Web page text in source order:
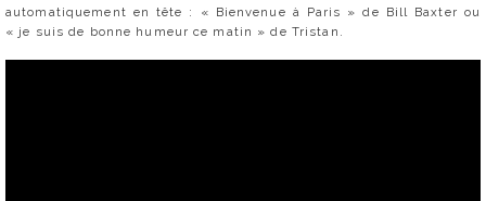
automatiquement en tête : « Bienvenue à Paris » de Bill Baxter ou
« je suis de bonne humeur ce matin » de Tristan.